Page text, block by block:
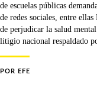
de escuelas públicas
de redes sociales, entre
de perjudicar la salud
litigio nacional respaldado
POR EFE